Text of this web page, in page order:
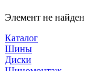
Элемент не найден
Каталог
Шины
Диски